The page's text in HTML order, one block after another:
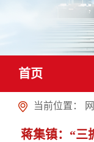
首页
当前位置：
蒋集镇：“三